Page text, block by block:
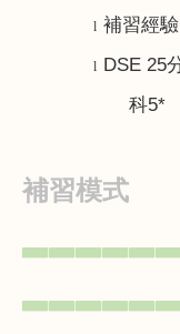
l 補習經驗
l DSE 25
科5*
補習模式